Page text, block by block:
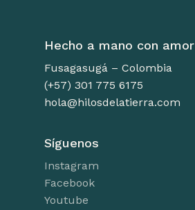
Hecho a mano con amor
Fusagasugá – Colombia
(+57) 301 775 6175
hola@hilosdelatierra.com
Síguenos
Instagram
Facebook
Youtube